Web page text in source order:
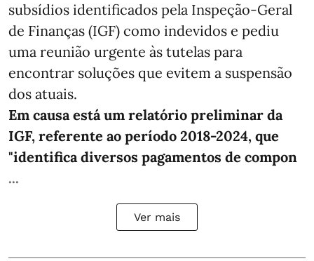
subsídios identificados pela Inspeção-Geral
de Finanças (IGF) como indevidos e pediu
uma reunião urgente às tutelas para
encontrar soluções que evitem a suspensão
dos atuais.
Em causa está um relatório preliminar da
IGF, referente ao período 2018-2024, que
"identifica diversos pagamentos de compon
...
Ver mais